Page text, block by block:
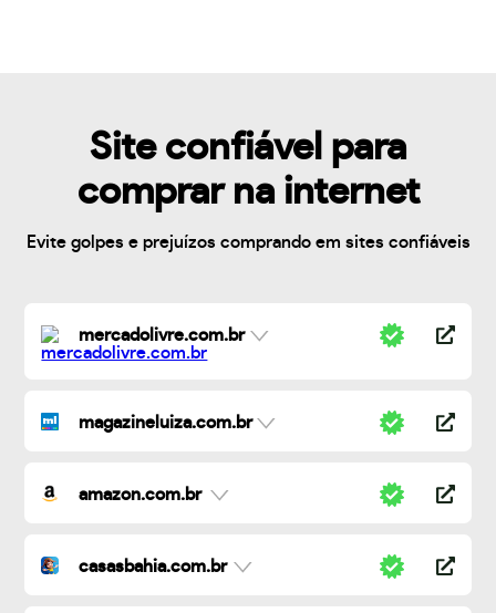
Site confiável para
comprar na internet
Evite golpes e prejuízos comprando em sites confiáveis
mercadolivre.com.br
magazineluiza.com.br
amazon.com.br
casasbahia.com.br